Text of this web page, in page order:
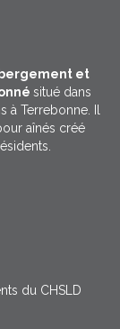
et
situé dans
à Terrebonne. Il
aînés créé
du CHSLD